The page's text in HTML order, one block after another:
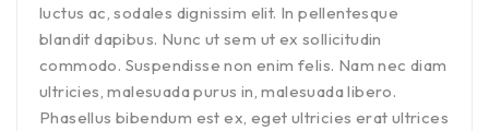
luctus ac, sodales dignissim elit. In pellentesque
blandit dapibus. Nunc ut sem ut ex sollicitudin
commodo. Suspendisse non enim felis. Nam nec diam
ultricies, malesuada purus in, malesuada libero.
Phasellus bibendum est ex, eget ultricies erat ultrices